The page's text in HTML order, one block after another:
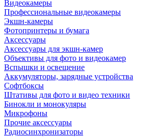
Видеокамеры
Профессиональные видеокамеры
Экшн-камеры
Фотопринтеры и бумага
Аксессуары
Аксессуары для экшн-камер
Объективы для фото и видеокамер
Вспышки и освещение
Аккумуляторы, зарядные устройства
Софтбоксы
Штативы для фото и видео техники
Бинокли и монокуляры
Микрофоны
Прочие аксессуары
Радиосинхронизаторы